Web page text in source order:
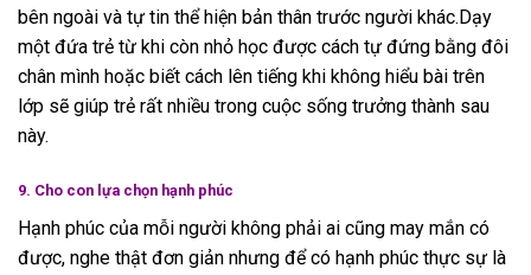
bên ngoài và tự tin thể hiện bản thân trước người khác.Dạy
một đứa trẻ từ khi còn nhỏ học được cách tự đứng bằng đôi
chân mình hoặc biết cách lên tiếng khi không hiểu bài trên
lớp sẽ giúp trẻ rất nhiều trong cuộc sống trưởng thành sau
này.
9. Cho con lựa chọn hạnh phúc
Hạnh phúc của mỗi người không phải ai cũng may mắn có
được, nghe thật đơn giản nhưng để có hạnh phúc thực sự là